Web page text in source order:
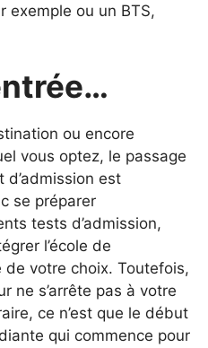
exemple ou un BTS,
ou encore
vous optez, le passage
d’admission est
se préparer
tests d’admission,
l’école de
de votre choix. Toutefois,
ne s’arrête pas à votre
ce n’est que le début
qui commence pour